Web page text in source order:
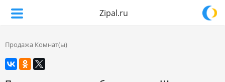
Zipal.ru
Продажа Комнат(ы)